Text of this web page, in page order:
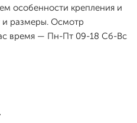
особенности крепления и
размеры. Осмотр
время — Пн-Пт 09-18 Сб-Вс